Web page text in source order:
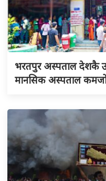
भरतपुर अस्पताल देशकै
मानसिक अस्पताल